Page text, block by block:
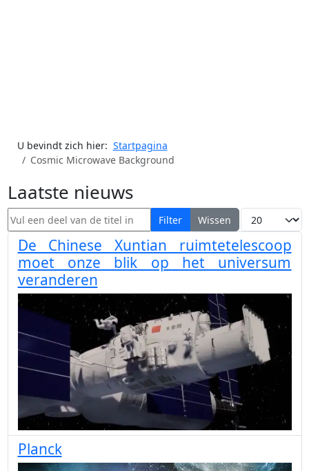
U bevindt zich hier: Startpagina
Cosmic Microwave Background
Laatste nieuws
Vul een deel van de titel in Filter Wissen Toon #
De Chinese Xuntian ruimtetelescoop
moet onze blik op het universum
veranderen
Planck